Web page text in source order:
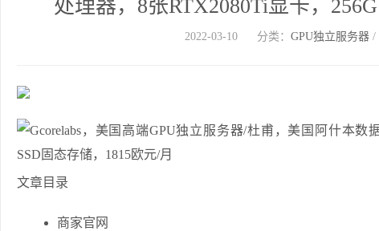
处理器，8张RTX2080Ti显卡，
2022-03-10 分类： GPU独立服务器 /
文章目录
商家官网